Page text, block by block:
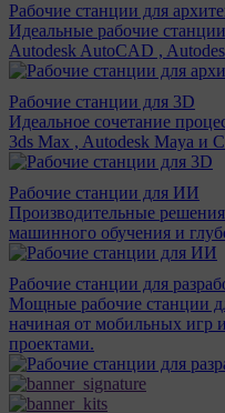
Рабочие станции для
Идеальные рабочие
Autodesk AutoCAD ,
Рабочие станции для 3D
Идеальное сочетание
3ds Max , Autodesk Maya и
Рабочие станции для ИИ
Производительные
машинного обучения и
Рабочие станции для
Мощные рабочие станции
начиная от мобильных игр
проектами.